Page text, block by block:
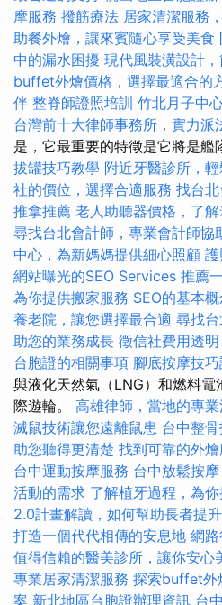
摩服務 撥筋療法 居家清潔服務
助餐外燴，讓來賓隨心享受美食
中的漏水困擾 現代風裝潢設計
buffet外燴價格，選擇最適合的
伴 整脊師證照培訓 竹北月子中
台灣前十大律師事務所，實力派
是，它最重要的特徵是它將是艦
拔罐技巧教學 附近牙醫診所，
社的價位，選擇合適服務 找台
推拿推薦 老人助聽器價格，了
尋找台北會計師，專業會計師協
中心，為新媽媽提供細心照顧
網站曝光的SEO Services 推薦
為你提供搬家服務 SEO的基本
養老院，讓您選擇最合適 尋找
助您的業務成長 徵信社費用透
台胞證的相關事項 腳底按摩技
與液化天然氣（LNG）和燃料
際遊輪。 高雄律師，當地的專
滅鼠技術讓您遠離鼠患 台中整
助您聽得更清楚 找到可靠的外
台中運動按摩服務 台中放鬆按摩
活動的需求 了解植牙過程，為
2.0計畫解讀，如何幫助長者提
打造一個代代相傳的安息地 網
值得信賴的醫美診所，讓你安心
專業居家清潔服務 探索buffet外
案 新北地區台胞證辦理資訊 台